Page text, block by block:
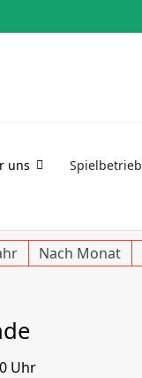
uns Spielbetrieb
Nach Monat
Uhr